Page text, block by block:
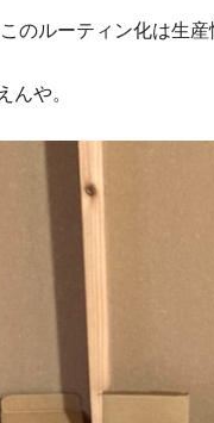
のルーティン化は生産
んや。